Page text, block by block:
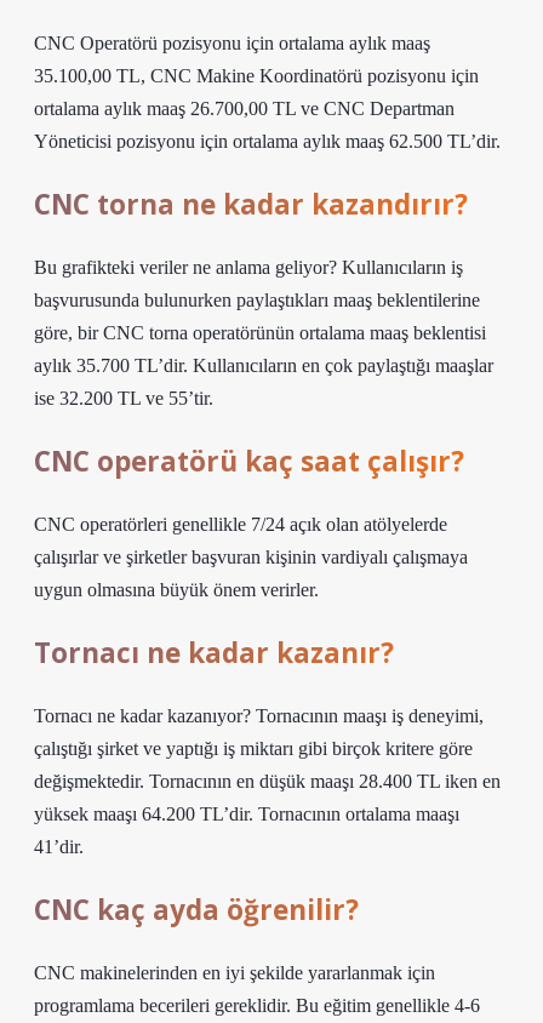
CNC Operatörü pozisyonu için ortalama aylık maaş
35.100,00 TL, CNC Makine Koordinatörü pozisyonu için
ortalama aylık maaş 26.700,00 TL ve CNC Departman
Yöneticisi pozisyonu için ortalama aylık maaş 62.500 TL’dir.
CNC torna ne kadar kazandırır?
Bu grafikteki veriler ne anlama geliyor? Kullanıcıların iş
başvurusunda bulunurken paylaştıkları maaş beklentilerine
göre, bir CNC torna operatörünün ortalama maaş beklentisi
aylık 35.700 TL’dir. Kullanıcıların en çok paylaştığı maaşlar
ise 32.200 TL ve 55’tir.
CNC operatörü kaç saat çalışır?
CNC operatörleri genellikle 7/24 açık olan atölyelerde
çalışırlar ve şirketler başvuran kişinin vardiyalı çalışmaya
uygun olmasına büyük önem verirler.
Tornacı ne kadar kazanır?
Tornacı ne kadar kazanıyor? Tornacının maaşı iş deneyimi,
çalıştığı şirket ve yaptığı iş miktarı gibi birçok kritere göre
değişmektedir. Tornacının en düşük maaşı 28.400 TL iken en
yüksek maaşı 64.200 TL’dir. Tornacının ortalama maaşı
41’dir.
CNC kaç ayda öğrenilir?
CNC makinelerinden en iyi şekilde yararlanmak için
programlama becerileri gereklidir. Bu eğitim genellikle 4-6